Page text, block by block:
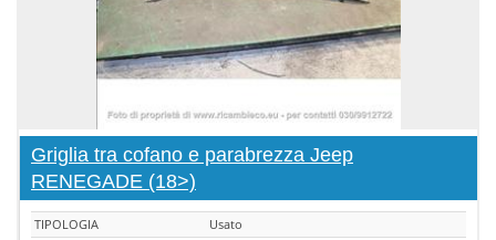
Griglia tra cofano e parabrezza Jeep
RENEGADE (18>)
TIPOLOGIA
Usato